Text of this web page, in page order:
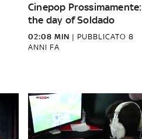
Cinepop Prossimamente:
the day of Soldado
02:08 MIN | PUBBLICATO 8
ANNI FA